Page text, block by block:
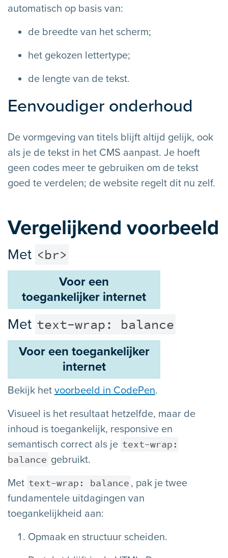
automatisch op basis van:
de breedte van het scherm;
het gekozen lettertype;
de lengte van de tekst.
Eenvoudiger onderhoud
De vormgeving van titels blijft altijd gelijk, ook
als je de tekst in het CMS aanpast. Je hoeft
geen codes meer te gebruiken om de tekst
goed te verdelen; de website regelt dit nu zelf.
Vergelijkend voorbeeld
Met <br>
Voor een
toegankelijker internet
Met text-wrap: balance
Voor een toegankelijker
internet
Bekijk het voorbeeld in CodePen.
Visueel is het resultaat hetzelfde, maar de
inhoud is toegankelijk, responsive en
semantisch correct als je text-wrap:
balance gebruikt.
Met text-wrap: balance , pak je twee
fundamentele uitdagingen van
toegankelijkheid aan:
Opmaak en structuur scheiden.